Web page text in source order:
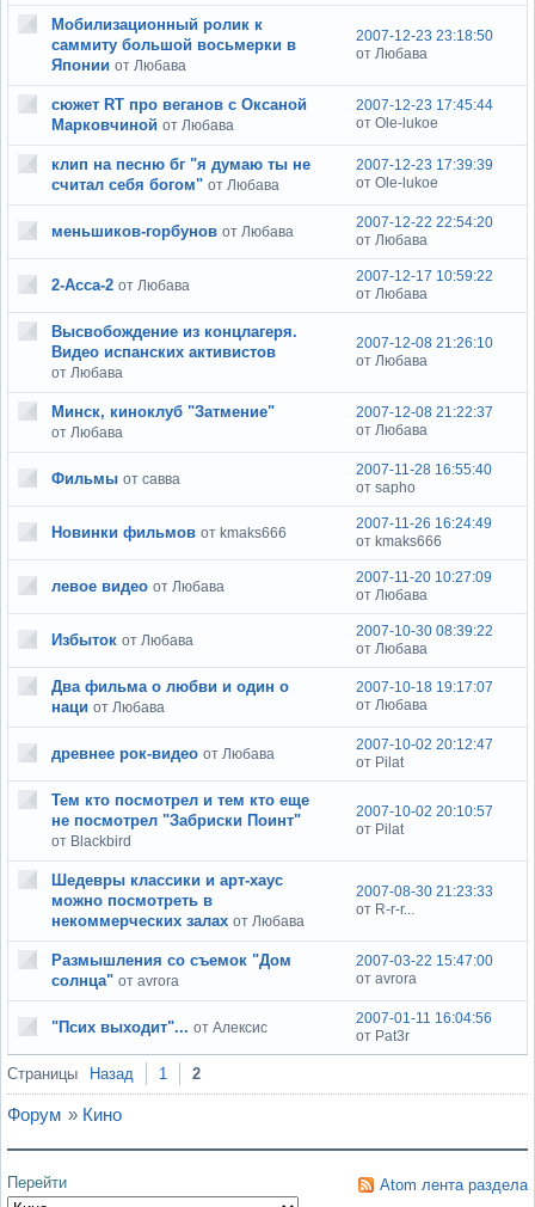
Мобилизационный ролик к
саммиту большой восьмерки в
Японии от Любава
2007-12-23 23:18:50
от Любава
сюжет RT про веганов с Оксаной
Марковчиной от Любава
2007-12-23 17:45:44
от Ole-lukoe
клип на песню бг "я думаю ты не
считал себя богом" от Любава
2007-12-23 17:39:39
от Ole-lukoe
меньшиков-горбунов от Любава
2007-12-22 22:54:20
от Любава
2-Асса-2 от Любава
2007-12-17 10:59:22
от Любава
Высвобождение из концлагеря.
Видео испанских активистов
от Любава
2007-12-08 21:26:10
от Любава
Минск, киноклуб "Затмение"
от Любава
2007-12-08 21:22:37
от Любава
Фильмы от савва
2007-11-28 16:55:40
от sapho
Новинки фильмов от kmaks666
2007-11-26 16:24:49
от kmaks666
левое видео от Любава
2007-11-20 10:27:09
от Любава
Избыток от Любава
2007-10-30 08:39:22
от Любава
Два фильма о любви и один о
наци от Любава
2007-10-18 19:17:07
от Любава
древнее рок-видео от Любава
2007-10-02 20:12:47
от Pilat
Тем кто посмотрел и тем кто еще
не посмотрел "Забриски Поинт"
от Blackbird
2007-10-02 20:10:57
от Pilat
Шедевры классики и арт-хаус
можно посмотреть в
некоммерческих залах от Любава
2007-08-30 21:23:33
от R-r-r...
Размышления со съемок "Дом
солнца" от avrora
2007-03-22 15:47:00
от avrora
"Псих выходит"... от Алексис
2007-01-11 16:04:56
от Pat3r
Страницы Назад 1 2
Форум » Кино
Перейти Atom лента раздела